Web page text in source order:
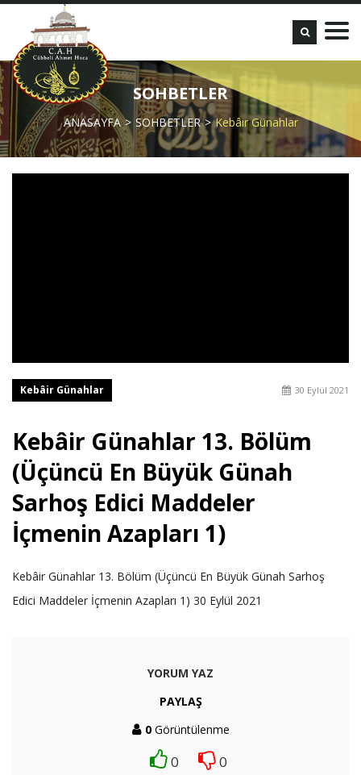
SOHBETLER
ANASAYFA SOHBETLER Kebâir Günahlar
Kebâir Günahlar 30 Eylül 2021
Kebâir Günahlar 13. Bölüm
(Üçüncü En Büyük Günah
Sarhoş Edici Maddeler
İçmenin Azapları 1)
Kebâir Günahlar 13. Bölüm (Üçüncü En Büyük Günah Sarhoş
Edici Maddeler İçmenin Azapları 1) 30 Eylül 2021
YORUM YAZ
PAYLAŞ
0Görüntülenme
0 0